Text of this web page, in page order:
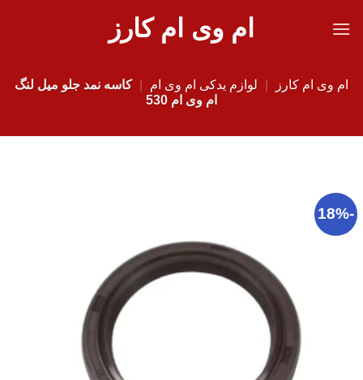
ام وی ام کارز
ام وی ام کارز لوازم یدکی ام وی ام
کاسه نمد جلو میل لنگ
ام وی ام 530
-18%